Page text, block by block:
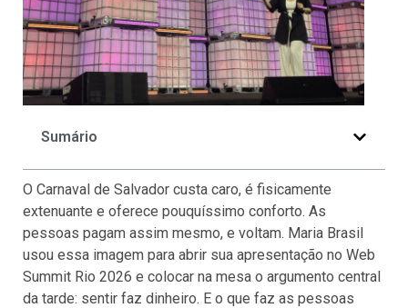
Sumário
O Carnaval de Salvador custa caro, é fisicamente
extenuante e oferece pouquíssimo conforto. As
pessoas pagam assim mesmo, e voltam. Maria Brasil
usou essa imagem para abrir sua apresentação no Web
Summit Rio 2026 e colocar na mesa o argumento central
da tarde: sentir faz dinheiro. E o que faz as pessoas